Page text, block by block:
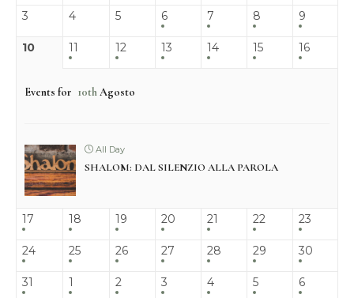
3 4 5 6 7 8 9
10 11 12 13 14 15 16
Events for 10thAgosto
All Day
SHALOM: DAL SILENZIO ALLA PAROLA
17 18 19 20 21 22 23
24 25 26 27 28 29 30
31 1 2 3 4 5 6